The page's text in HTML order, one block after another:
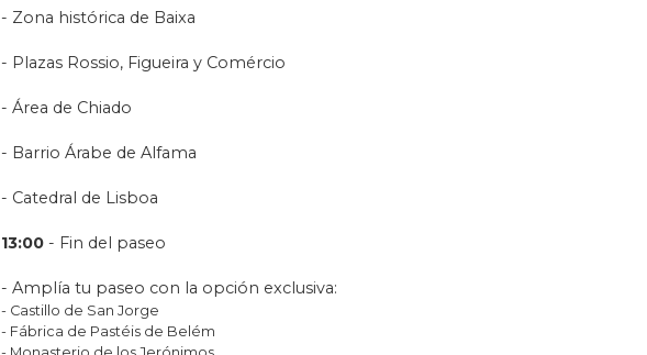
- Zona histórica de Baixa
- Plazas Rossio, Figueira y Comércio
- Área de Chiado
- Barrio Árabe de Alfama
- Catedral de Lisboa
13:00 - Fin del paseo
- Amplía tu paseo con la opción exclusiva:
- Castillo de San Jorge
- Fábrica de Pastéis de Belém